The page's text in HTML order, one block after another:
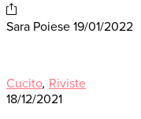
Sara Poiese 19/01/2022
Cucito, Riviste
18/12/2021